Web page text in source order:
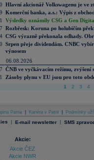
Hlavní akcionář Volkswagenu je ve
Komerční banka, a.s.: Výpis z
Výsledky oznámily CSG a Gen
Rozbřesk: Koruna po holubičím
CSG výrazně překonala odhady.
Srpen přeje dividendám. CNBC
výnosem
06.08.2026
ČNB ve vyčkávacím režimu, zvýšení
Zásoby plynu v EU jsou pro toto
1 2 3 4
Patria Kariéra v Patrii Podmínky
| E-mail newsletter | SMS
Akcie:
Akcie ČEZ
Akcie NWR